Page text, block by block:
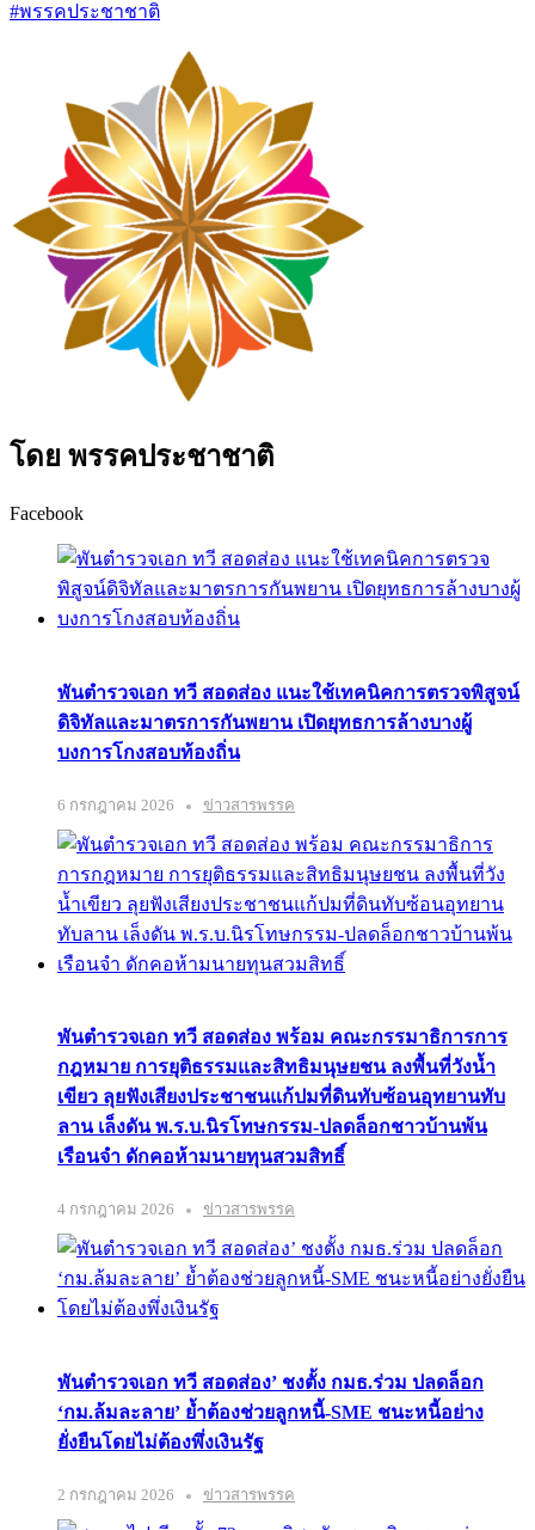
#พรรคประชาชาติ
โดย พรรคประชาชาติ
Facebook
พันตำรวจเอก ทวี สอดส่อง แนะใช้เทคนิคการตรวจพิสูจน์
ดิจิทัลและมาตรการกันพยาน เปิดยุทธการล้างบางผู้
บงการโกงสอบท้องถิ่น
6 กรกฎาคม 2026 ข่าวสารพรรค
พันตำรวจเอก ทวี สอดส่อง พร้อม คณะกรรมาธิการการ
กฎหมาย การยุติธรรมและสิทธิมนุษยชน ลงพื้นที่วังน้ำ
เขียว ลุยฟังเสียงประชาชนแก้ปมที่ดินทับซ้อนอุทยานทับ
ลาน เล็งดัน พ.ร.บ.นิรโทษกรรม-ปลดล็อกชาวบ้านพ้น
เรือนจำ ดักคอห้ามนายทุนสวมสิทธิ์
4 กรกฎาคม 2026 ข่าวสารพรรค
พันตำรวจเอก ทวี สอดส่อง’ ชงตั้ง กมธ.ร่วม ปลดล็อก
‘กม.ล้มละลาย’ ย้ำต้องช่วยลูกหนี้-SME ชนะหนี้อย่าง
ยั่งยืนโดยไม่ต้องพึ่งเงินรัฐ
2 กรกฎาคม 2026 ข่าวสารพรรค